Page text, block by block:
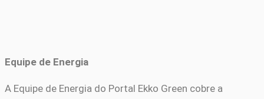
Equipe de Energia
A Equipe de Energia do Portal Ekko Green cobre a